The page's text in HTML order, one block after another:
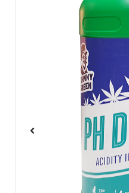
PUFFIZ screw-